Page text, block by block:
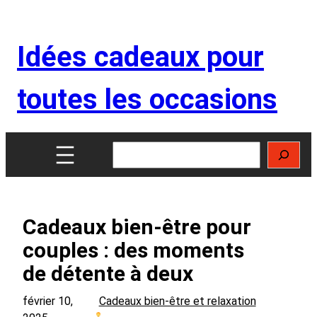
contenu
Idées cadeaux pour
toutes les occasions
Cadeaux bien-être pour
couples : des moments
de détente à deux
février 10,
Cadeaux bien-être et relaxation